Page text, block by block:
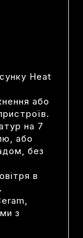
Heat
або
на 7
або
без
в
з